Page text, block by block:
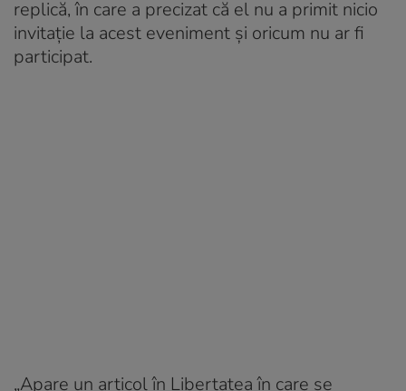
replică, în care a precizat că el nu a primit nicio
invitație la acest eveniment și oricum nu ar fi
participat.
„Apare un articol în Libertatea în care se